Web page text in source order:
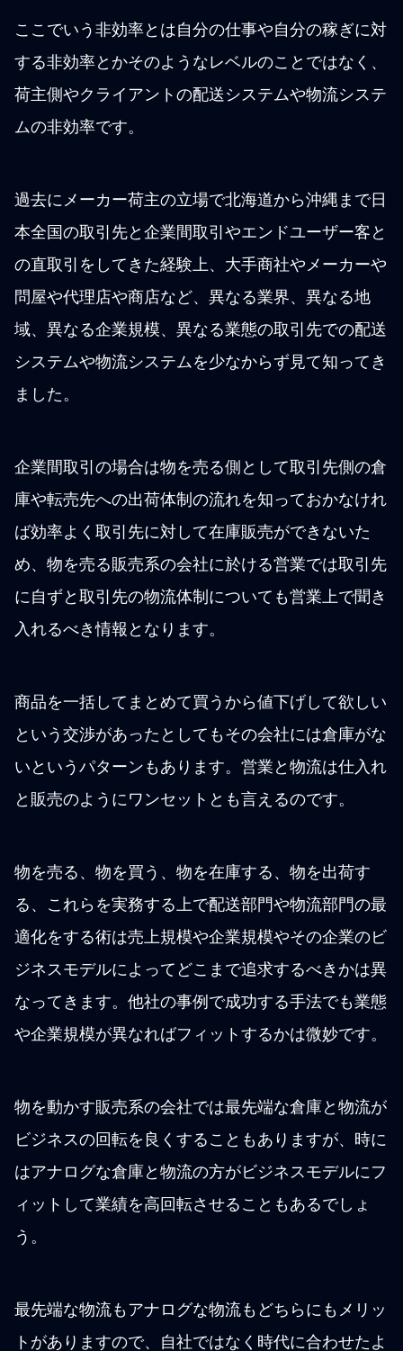
ここでいう非効率とは自分の仕事や自分の稼ぎに対
する非効率とかそのようなレベルのことではなく、
荷主側やクライアントの配送システムや物流システ
ムの非効率です。
過去にメーカー荷主の立場で北海道から沖縄まで日
本全国の取引先と企業間取引やエンドユーザー客と
の直取引をしてきた経験上、大手商社やメーカーや
問屋や代理店や商店など、異なる業界、異なる地
域、異なる企業規模、異なる業態の取引先での配送
システムや物流システムを少なからず見て知ってき
ました。
企業間取引の場合は物を売る側として取引先側の倉
庫や転売先への出荷体制の流れを知っておかなけれ
ば効率よく取引先に対して在庫販売ができないた
め、物を売る販売系の会社に於ける営業では取引先
に自ずと取引先の物流体制についても営業上で聞き
入れるべき情報となります。
商品を一括してまとめて買うから値下げして欲しい
という交渉があったとしてもその会社には倉庫がな
いというパターンもあります。営業と物流は仕入れ
と販売のようにワンセットとも言えるのです。
物を売る、物を買う、物を在庫する、物を出荷す
る、これらを実務する上で配送部門や物流部門の最
適化をする術は売上規模や企業規模やその企業のビ
ジネスモデルによってどこまで追求するべきかは異
なってきます。他社の事例で成功する手法でも業態
や企業規模が異なればフィットするかは微妙です。
物を動かす販売系の会社では最先端な倉庫と物流が
ビジネスの回転を良くすることもありますが、時に
はアナログな倉庫と物流の方がビジネスモデルにフ
ィットして業績を高回転させることもあるでしょ
う。
最先端な物流もアナログな物流もどちらにもメリッ
トがありますので、自社ではなく時代に合わせたよ